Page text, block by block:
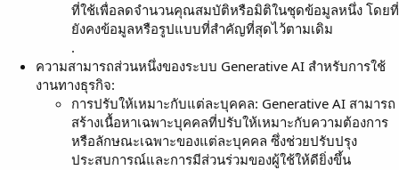
ที่ใช้เพื่อลดจำนวนคุณสมบัติหรือมิติในชุดข้อมูลหนึ่ง โดยที่
ยังคงข้อมูลหรือรูปแบบที่สำคัญที่สุดไว้ตามเดิม
.
ความสามารถส่วนหนึ่งของระบบ Generative AI สำหรับการใช้
งานทางธุรกิจ:
การปรับให้เหมาะกับแต่ละบุคคล: Generative AI สามารถ
สร้างเนื้อหาเฉพาะบุคคลที่ปรับให้เหมาะกับความต้องการ
หรือลักษณะเฉพาะของแต่ละบุคคล ซึ่งช่วยปรับปรุง
ประสบการณ์และการมีส่วนร่วมของผู้ใช้ให้ดียิ่งขึ้น